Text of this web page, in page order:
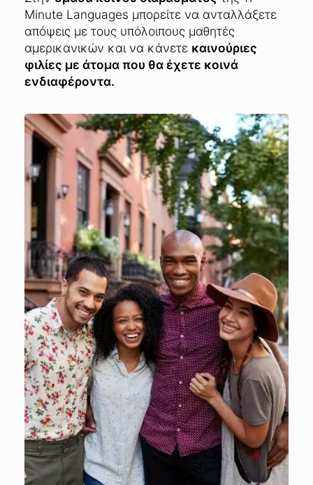
Minute Languages μπορείτε να ανταλλάξετε
απόψεις με τους υπόλοιπους μαθητές
αμερικανικών και να κάνετε καινούριες
φιλίες με άτομα που θα έχετε κοινά
ενδιαφέροντα.